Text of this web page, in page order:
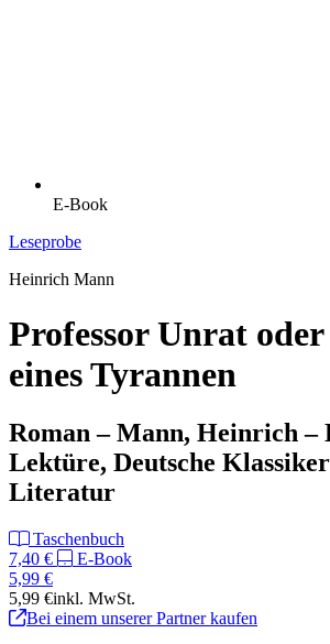
E-Book
Leseprobe
Heinrich Mann
Professor Unrat oder
eines Tyrannen
Roman – Mann, Heinrich –
Lektüre, Deutsche
Literatur
Taschenbuch
7,40 €
E-Book
5,99 €
5,99 €inkl. MwSt.
Bei einem unserer Partner kaufen